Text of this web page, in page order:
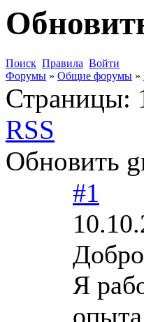
Поиск Правила Войти
Форумы » Общие форумы »
Страницы:
RSS
Обновить
#1
Я